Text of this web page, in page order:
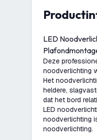
LED
Deze
noodverlichting
Het
heldere,
dat het bord
LED
noodverlichting
noodverlichting.